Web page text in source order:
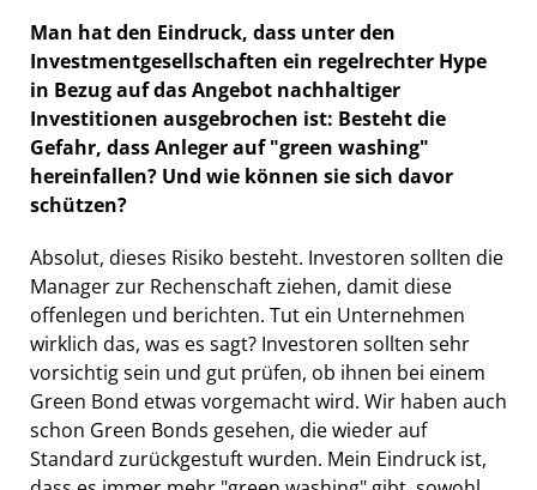
Man hat den Eindruck, dass unter den
Investmentgesellschaften ein regelrechter Hype
in Bezug auf das Angebot nachhaltiger
Investitionen ausgebrochen ist: Besteht die
Gefahr, dass Anleger auf "green washing"
hereinfallen? Und wie können sie sich davor
schützen?
Absolut, dieses Risiko besteht. Investoren sollten die
Manager zur Rechenschaft ziehen, damit diese
offenlegen und berichten. Tut ein Unternehmen
wirklich das, was es sagt? Investoren sollten sehr
vorsichtig sein und gut prüfen, ob ihnen bei einem
Green Bond etwas vorgemacht wird. Wir haben auch
schon Green Bonds gesehen, die wieder auf
Standard zurückgestuft wurden. Mein Eindruck ist,